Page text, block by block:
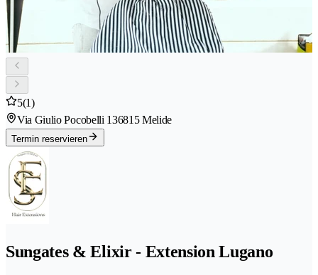
5(1)
Via Giulio Pocobelli 136815 Melide
Termin reservieren
Sungates & Elixir - Extension Lugano